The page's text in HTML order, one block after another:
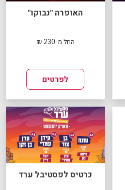
האופרה "נבוקו"
החל מ-230 ₪
לפרטים
כרטיס לפסטיבל ערד